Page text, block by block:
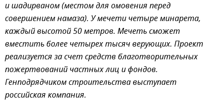
и шадирваном (местом для омовения перед
совершением намаза). У мечети четыре минарета,
каждый высотой 50 метров. Мечеть сможет
вместить более четырех тысяч верующих. Проект
реализуется за счет средств благотворительных
пожертвований частных лиц и фондов.
Генподрядчиком строительства выступает
российская компания.